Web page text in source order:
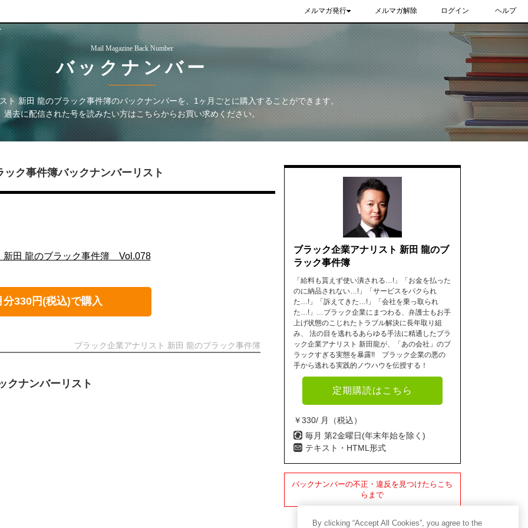
メルマガ発行 メルマガ解除 ログイン ヘルプ
Mail Magazine Back Number
バックナンバー
ト 新田 龍のブラック事件簿のバックナンバーを、1ヶ月ごとに購入することができます。
過去に配信された号を読みたい方はこちらからお買い求めください。
ック事件簿バックナンバーリスト
新田 龍のブラック事件簿 Vol.078
分330円(税込)で購入
ブラック企業アナリスト 新田 龍のブラック事件簿
クナンバーリスト
ブラック企業アナリスト 新田 龍のブ
ラック事件簿
「給料も貰えず使い潰される…!」「お金を払った
のに納品されない…!」「サービスをパクられ
た…!」「訴えてきた…!」「会社を乗っ取られ
た…!」…ブラック企業にまつわる、弁護士もお手
上げ状態のこじれたトラブル解決に長年取り組
み、 法の目を逃れるあらゆる手法に精通したブラ
ック企業アナリスト 新田龍が、「あの会社」のブ
ラックすぎる実態を暴露!! ブラック企業の悪の
手から逃れる実践的ノウハウを伝授する！
定期購読はこちら
￥330/ 月（税込）
毎月 第2金曜日(年末年始を除く)
テキスト・HTML形式
バックナンバーの不正・違反を見つけたらこち
らまで
By clicking “Accept All Cookies”, you agree to the